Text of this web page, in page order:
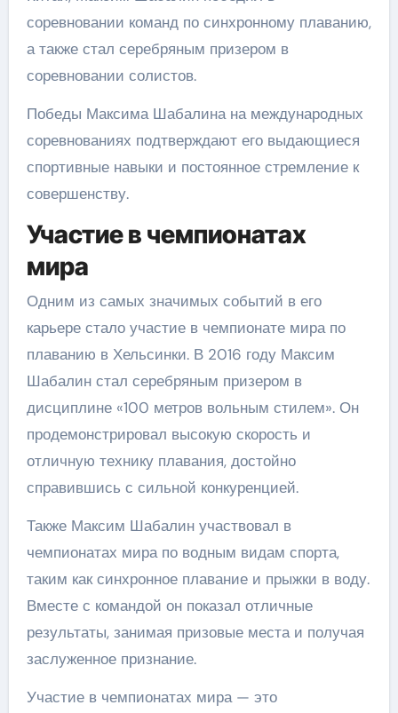
соревновании команд по синхронному плаванию,
а также стал серебряным призером в
соревновании солистов.
Победы Максима Шабалина на международных
соревнованиях подтверждают его выдающиеся
спортивные навыки и постоянное стремление к
совершенству.
Участие в чемпионатах
мира
Одним из самых значимых событий в его
карьере стало участие в чемпионате мира по
плаванию в Хельсинки. В 2016 году Максим
Шабалин стал серебряным призером в
дисциплине «100 метров вольным стилем». Он
продемонстрировал высокую скорость и
отличную технику плавания, достойно
справившись с сильной конкуренцией.
Также Максим Шабалин участвовал в
чемпионатах мира по водным видам спорта,
таким как синхронное плавание и прыжки в воду.
Вместе с командой он показал отличные
результаты, занимая призовые места и получая
заслуженное признание.
Участие в чемпионатах мира — это